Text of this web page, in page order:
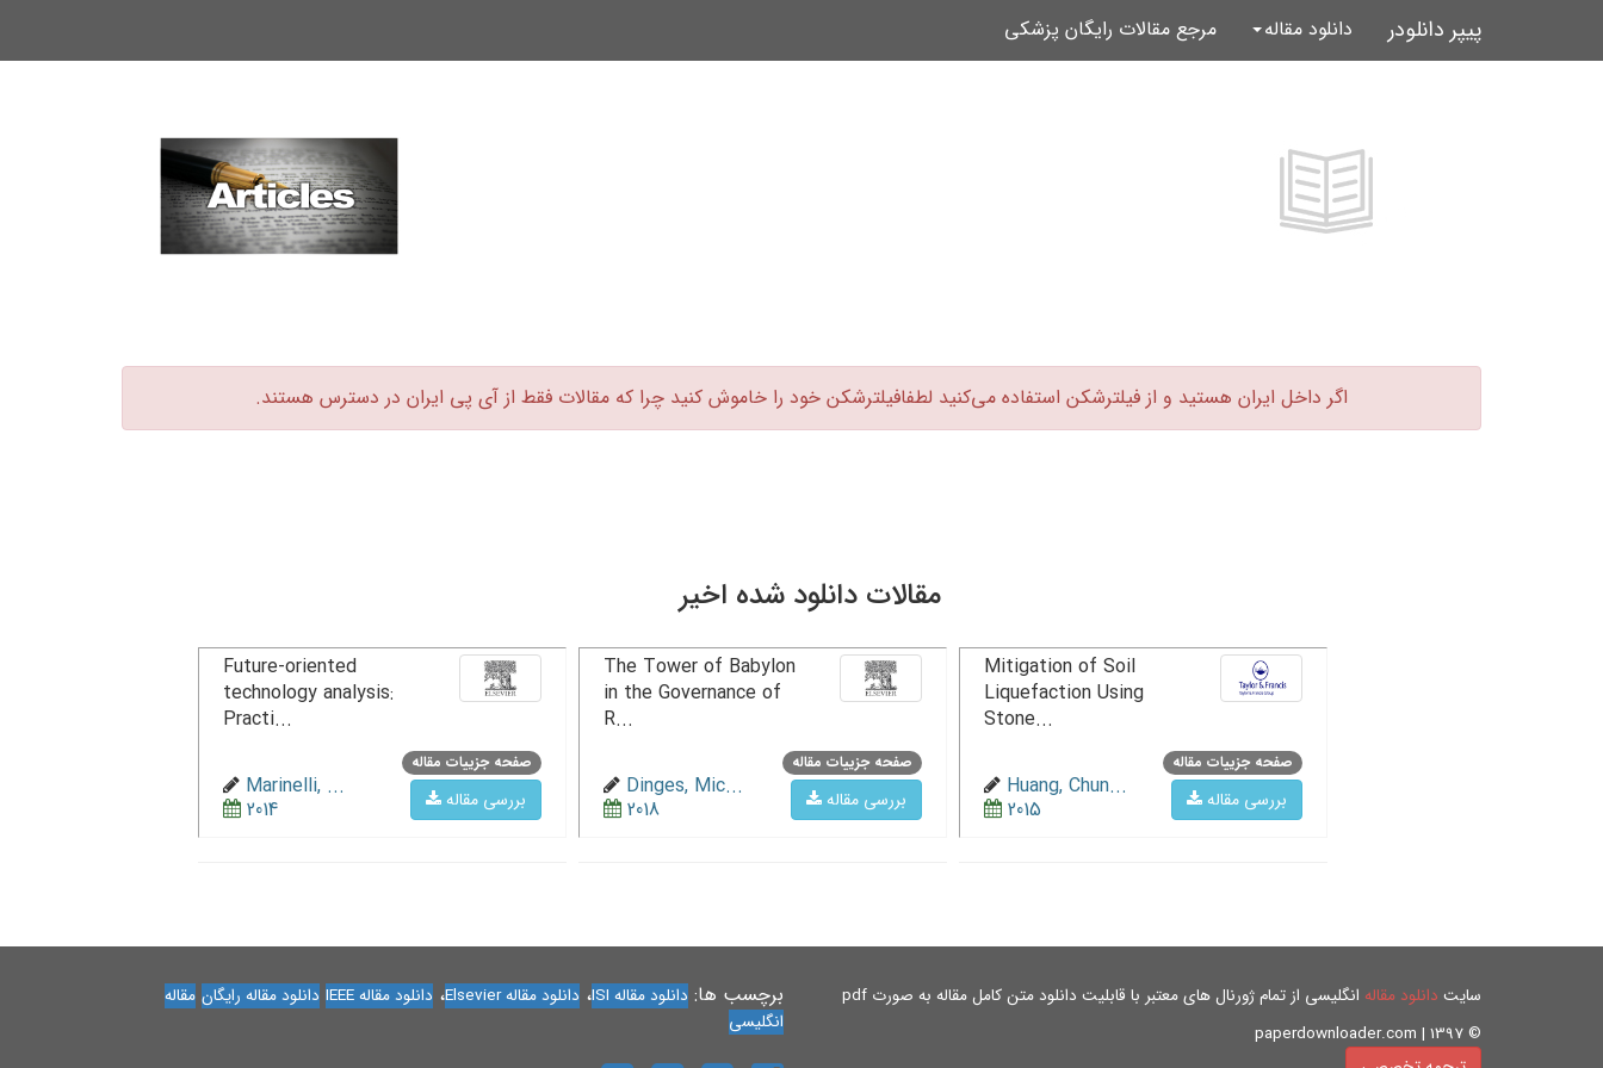
پیپر دانلودر دانلود مقاله مرجع مقالات رایگان پزشکی
اگر داخل ایران هستید و از فیلترشکن استفاده می‌کنید لطفافیلترشکن خود را خاموش کنید چرا که مقالات فقط از آی پی ایران در دسترس هستند.‏
مقالات دانلود شده اخیر
صفحه جزییات مقاله
بررسی مقاله
Mitigation of Soil
Liquefaction Using
Stone...
Huang, Chun...
2015
صفحه جزییات مقاله
بررسی مقاله
The Tower of Babylon
in the Governance of
R...
Dinges, Mic...
2018
صفحه جزییات مقاله
بررسی مقاله
Future-oriented
technology analysis:
Practi...
Marinelli, ...
2014
سایت دانلود مقاله انگلیسی از تمام ژورنال های معتبر با قابلیت دانلود متن کامل مقاله به صورت pdf
© paperdownloader.com | 1397
برچسب ها: دانلود مقاله ISI ، دانلود مقاله Elsevier ، دانلود مقاله IEEE دانلود مقاله رایگان مقاله
انگلیسی